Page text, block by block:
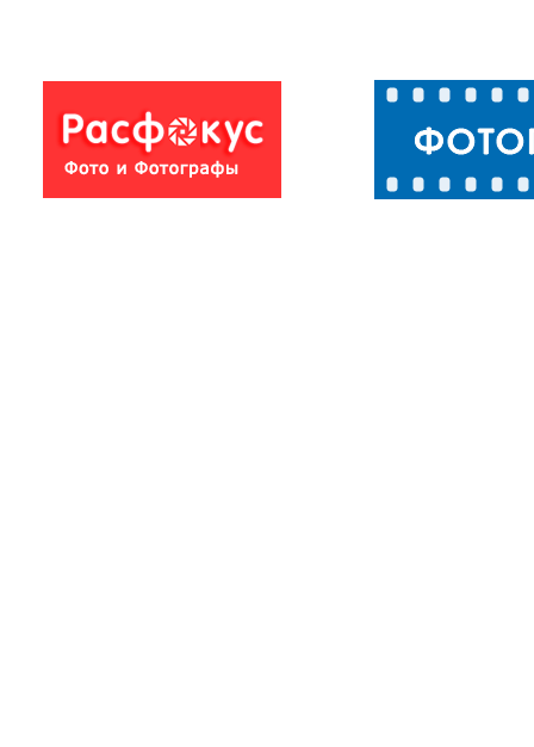
Селигером
Гроза на